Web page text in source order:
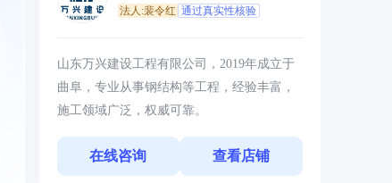
法人:裴令红 通过真实性核验
山东万兴建设工程有限公司，2019年成立于
曲阜，专业从事钢结构等工程，经验丰富，
施工领域广泛，权威可靠。
在线咨询 查看店铺